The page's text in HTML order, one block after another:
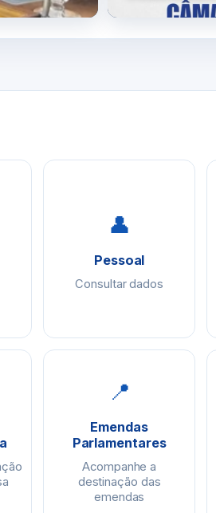
👤
Pessoal
Consultar dados
📍
Emendas
Parlamentares
Acompanhe a
destinação das
emendas